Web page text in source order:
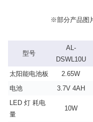
※部分产品图
型号
AL-
DSWL10U
太阳能电池板
2.65W
电池
3.7V 4AH
LED 灯 耗电
量
10W